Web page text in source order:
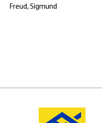
Freud, Sigmund